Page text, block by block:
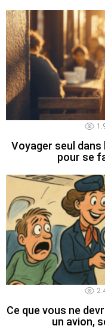
Voyager seul
pour se
Ce que vous ne
un avion,